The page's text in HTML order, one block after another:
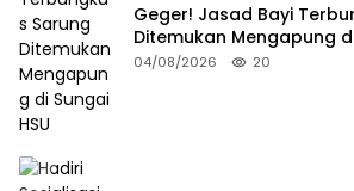
Geger! Jasad Bayi
Ditemukan Mengapung
04/08/2026 20